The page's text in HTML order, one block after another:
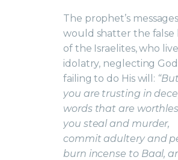
The prophet’s messages
would shatter the false
of the Israelites, who
idolatry, neglecting
failing to do His will:
you are trusting in
words that are
you steal and murder,
commit adultery and
burn incense to Baal,